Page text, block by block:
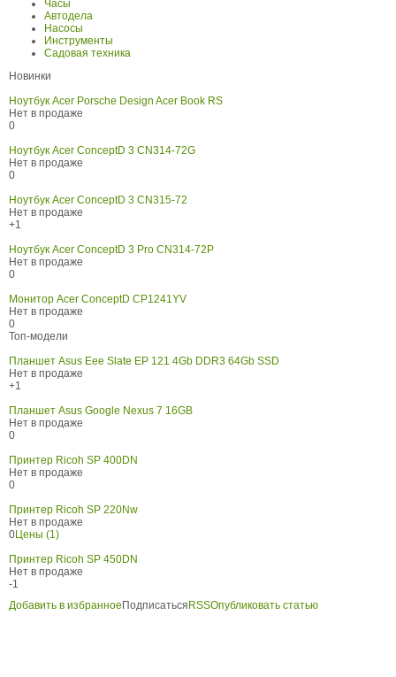
Часы
Автодела
Насосы
Инструменты
Садовая техника
Новинки
Ноутбук Acer Porsche Design Acer Book RS
Нет в продаже
0
Ноутбук Acer ConceptD 3 CN314-72G
Нет в продаже
0
Ноутбук Acer ConceptD 3 CN315-72
Нет в продаже
+1
Ноутбук Acer ConceptD 3 Pro CN314-72P
Нет в продаже
0
Монитор Acer ConceptD CP1241YV
Нет в продаже
0
Топ-модели
Планшет Asus Eee Slate EP 121 4Gb DDR3 64Gb SSD
Нет в продаже
+1
Планшет Asus Google Nexus 7 16GB
Нет в продаже
0
Принтер Ricoh SP 400DN
Нет в продаже
0
Принтер Ricoh SP 220Nw
Нет в продаже
0Цены (1)
Принтер Ricoh SP 450DN
Нет в продаже
-1
Добавить в избранноеПодписатьсяRSSОпубликовать статью